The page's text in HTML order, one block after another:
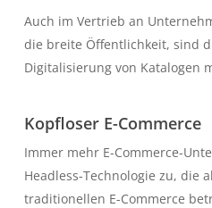
Auch im Vertrieb an
die breite Öffentlichkeit, sind
Digitalisierung von Katalogen
Kopfloser E-Commerce
Immer mehr E-Commerce-
Headless-Technologie zu, die
traditionellen E-Commerce